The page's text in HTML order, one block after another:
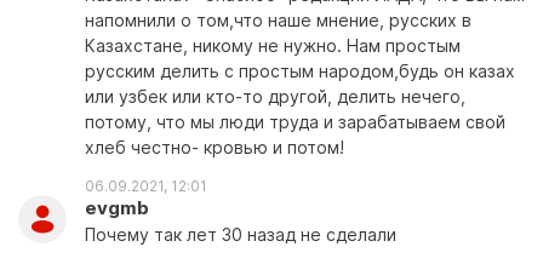
напомнили о том,что наше мнение, русских в
Казахстане, никому не нужно. Нам простым
русским делить с простым народом,будь он казах
или узбек или кто-то другой, делить нечего,
потому, что мы люди труда и зарабатываем свой
хлеб честно- кровью и потом!
06.09.2021, 12:01
evgmb
Почему так лет 30 назад не сделали